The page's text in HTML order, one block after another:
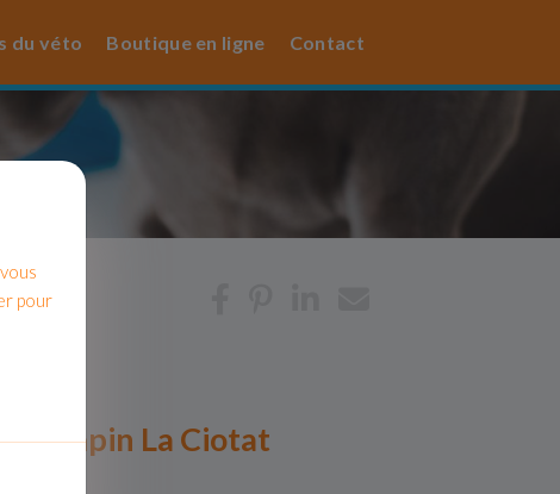
du véto Boutique en ligne Contact
du lapin La Ciotat
pour